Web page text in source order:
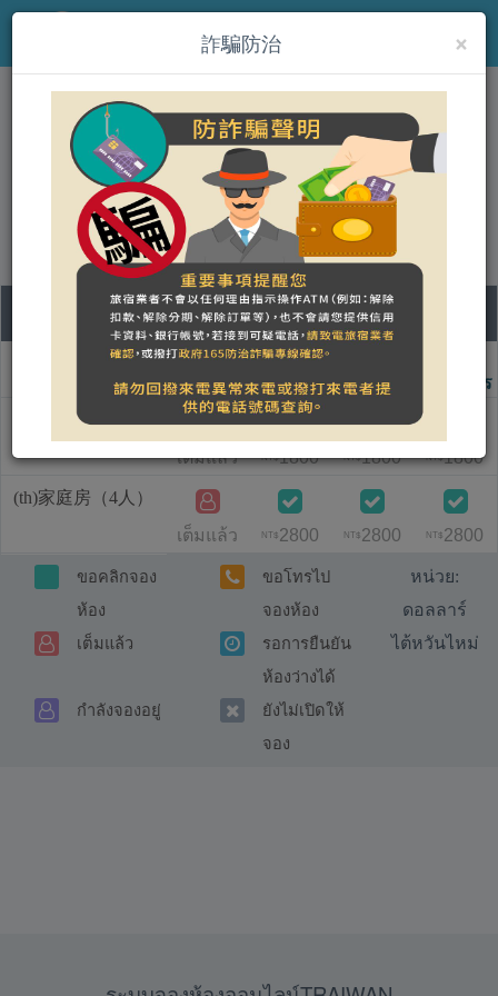
MENU
(th)台東馬約卡民宿
營登名稱：台東馬約卡民宿 - 台東縣合法民宿865號
合法民宿 臺東縣1030239664號
(th)標準房2人房
(th)家庭房（4人）
08
วันเสาร์
09
วันอาทิตย์ วันจันทร์
วันอังคาร
เต็มแล้ว NT$1800 NT$1800 NT$1800
เต็มแล้ว NT$ 2800 NT$ 2800 NT$ 2800
ขอคลิกจอง
ห้อง
ขอโทรไป
จองห้อง
เต็มแล้ว
รอการยืนยัน
ห้องว่างได้
กำลังจองอยู่
ยังไม่เปิดให้
จอง
หน่วย:
ดอลลาร์
ไต้หวันไหม่
×
詐騙防治